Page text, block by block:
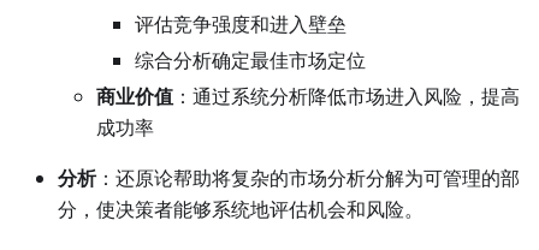
评估竞争强度和进入壁垒
综合分析确定最佳市场定位
商业价值 ：通过系统分析降低市场进入风险，提高
成功率
分析：还原论帮助将复杂的市场分析分解为可管理的部
分，使决策者能够系统地评估机会和风险。